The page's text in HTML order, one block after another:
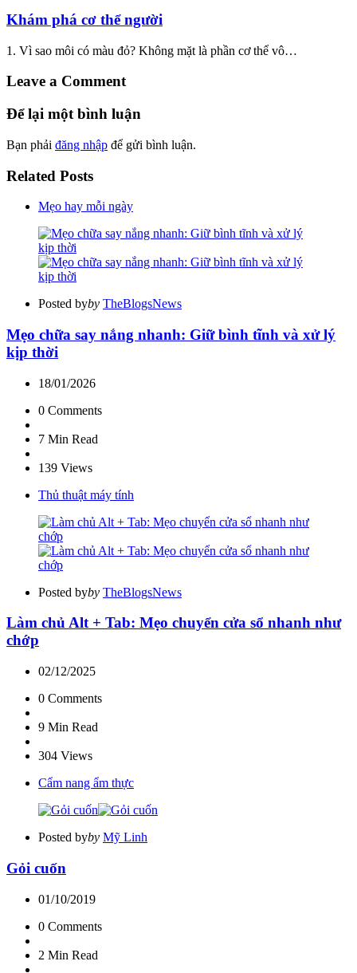
Khám phá cơ thể người
1. Vì sao môi có màu đỏ? Không mặt là phần cơ thể vô…
Leave a Comment
Để lại một bình luận
Bạn phải đăng nhập để gửi bình luận.
Related Posts
Mẹo hay mỗi ngày
Posted byby TheBlogsNews
Mẹo chữa say nắng nhanh: Giữ bình tĩnh và xử lý
kịp thời
18/01/2026
0 Comments
7 Min Read
139 Views
Thủ thuật máy tính
Posted byby TheBlogsNews
Làm chủ Alt + Tab: Mẹo chuyển cửa sổ nhanh như
chớp
02/12/2025
0 Comments
9 Min Read
304 Views
Cẩm nang ẩm thực
Posted byby Mỹ Linh
Gỏi cuốn
01/10/2019
0 Comments
2 Min Read